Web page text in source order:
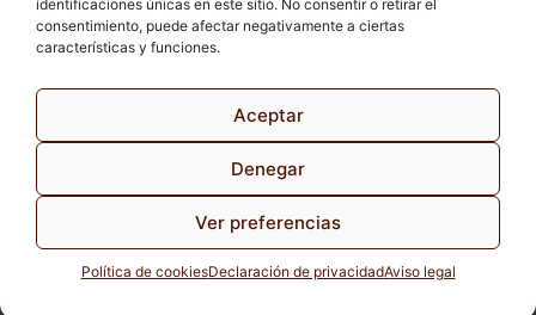
identificaciones únicas en este sitio. No consentir o retirar el
consentimiento, puede afectar negativamente a ciertas
características y funciones.
Aceptar
Denegar
Ver preferencias
Política de cookiesDeclaración de privacidadAviso legal
VINUM NOBILE, S.L.
C/ Joaquín Turina, 2.
28224 Pozuelo de Alarcón (Madrid)
Tel. 91 799 22 80
comercial@vinumnobile.com
Política de Privacidad
Aviso Legal